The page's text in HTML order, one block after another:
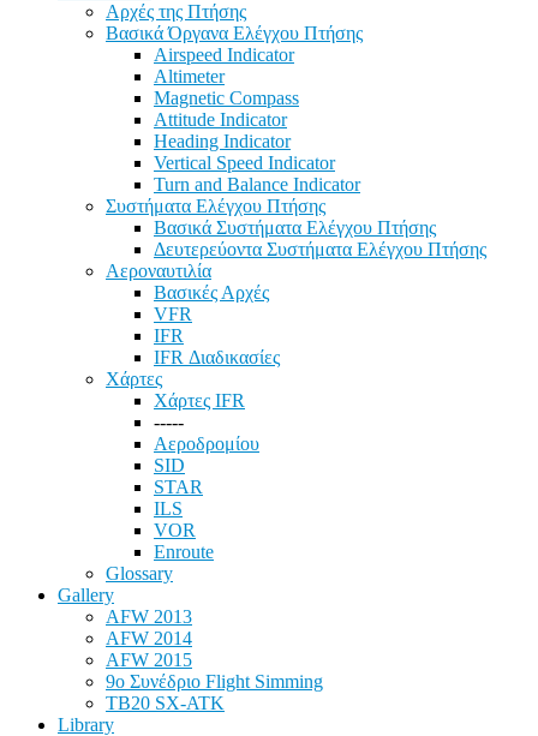
Αρχές της Πτήσης
Βασικά Όργανα Ελέγχου Πτήσης
Airspeed Indicator
Altimeter
Magnetic Compass
Attitude Indicator
Heading Indicator
Vertical Speed Indicator
Turn and Balance Indicator
Συστήματα Ελέγχου Πτήσης
Βασικά Συστήματα Ελέγχου Πτήσης
Δευτερεύοντα Συστήματα Ελέγχου Πτήσης
Αεροναυτιλία
Βασικές Αρχές
VFR
IFR
IFR Διαδικασίες
Χάρτες
Χάρτες IFR
-----
Αεροδρομίου
SID
STAR
ILS
VOR
Enroute
Glossary
Gallery
AFW 2013
AFW 2014
AFW 2015
9ο Συνέδριο Flight Simming
TB20 SX-ATK
Library